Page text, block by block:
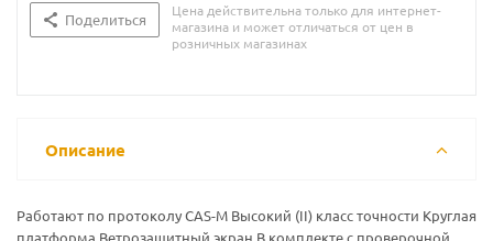
Поделиться
Цена действительна только для интернет-
магазина и может отличаться от цен в
розничных магазинах
Описание
Работают по протоколу CAS-M Высокий (II) класс точности Круглая
платформа Ветрозащитный экран В комплекте с проверочной